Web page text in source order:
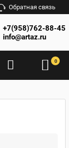
Обратная связь
+7(958)762-88-45
info@artaz.ru
0